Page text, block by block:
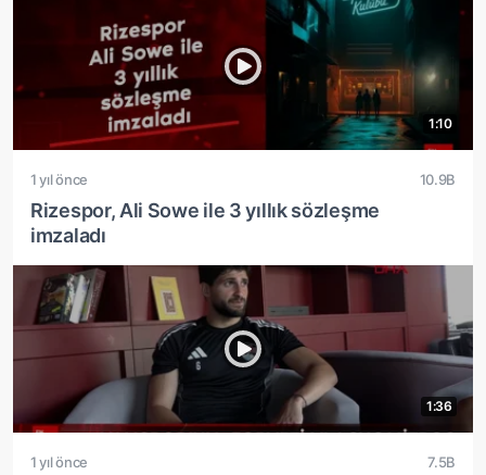
1:10
1 yıl önce 10.9B
Rizespor, Ali Sowe ile 3 yıllık sözleşme
imzaladı
1:36
1 yıl önce 7.5B